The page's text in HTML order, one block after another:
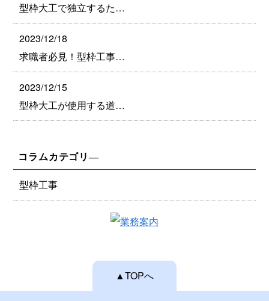
型枠大工で独立するた…
2023/12/18
求職者必見！型枠工事…
2023/12/15
型枠大工が使用する道…
コラムカテゴリ―
型枠工事
▲TOPへ